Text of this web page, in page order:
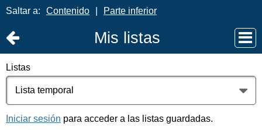
Saltar a: Contenido Parte inferior
Mis listas
Listas
Iniciar sesión para acceder a las listas guardadas.